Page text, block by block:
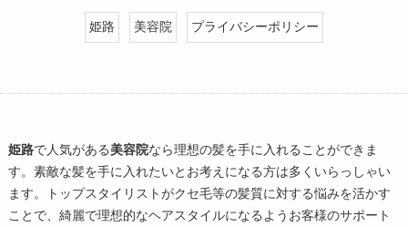
姫路 美容院 プライバシーポリシー
姫路で人気がある美容院なら理想の髪を手に入れることができま
す。素敵な髪を手に入れたいとお考えになる方は多くいらっしゃい
ます。トップスタイリストがクセ毛等の髪質に対する悩みを活かす
ことで、綺麗で理想的なヘアスタイルになるようお客様のサポート